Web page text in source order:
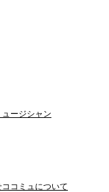
ュージシャン
ココミュについて